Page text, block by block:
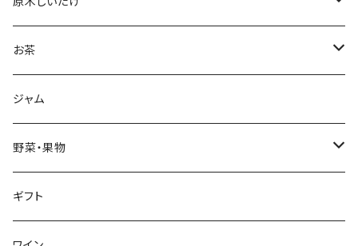
生しいたけ
干し椎茸
加工品
お茶
深蒸し茶
リーフ
ハーブティ
ティーバッグ
リーフ
加工品
ジャム
野菜・果物
野菜
芋類
ギフト